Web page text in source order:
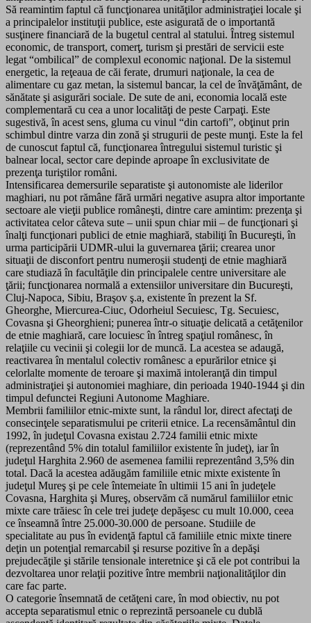
Să reamintim faptul că funcţionarea unităţilor administraţiei locale şi
a principalelor instituţii publice, este asigurată de o importantă
susţinere financiară de la bugetul central al statului. Întreg sistemul
economic, de transport, comerţ, turism şi prestări de servicii este
legat “ombilical” de complexul economic naţional. De la sistemul
energetic, la reţeaua de căi ferate, drumuri naţionale, la cea de
alimentare cu gaz metan, la sistemul bancar, la cel de învăţământ, de
sănătate şi asigurări sociale. De sute de ani, economia locală este
complementară cu cea a unor localităţi de peste Carpaţi. Este
sugestivă, în acest sens, gluma cu vinul “din cartofi”, obţinut prin
schimbul dintre varza din zonă şi strugurii de peste munţi. Este la fel
de cunoscut faptul că, funcţionarea întregului sistemul turistic şi
balnear local, sector care depinde aproape în exclusivitate de
prezenţa turiştilor români.
Intensificarea demersurile separatiste şi autonomiste ale liderilor
maghiari, nu pot rămâne fără urmări negative asupra altor importante
sectoare ale vieţii publice româneşti, dintre care amintim: prezenţa şi
activitatea celor câteva sute – unii spun chiar mii – de funcţionari şi
înalţi funcţionari publici de etnie maghiară, stabiliţi în Bucureşti, în
urma participării UDMR-ului la guvernarea ţării; crearea unor
situaţii de disconfort pentru numeroşii studenţi de etnie maghiară
care studiază în facultăţile din principalele centre universitare ale
ţării; funcţionarea normală a extensiilor universitare din Bucureşti,
Cluj-Napoca, Sibiu, Braşov ş.a, existente în prezent la Sf.
Gheorghe, Miercurea-Ciuc, Odorheiul Secuiesc, Tg. Secuiesc,
Covasna şi Gheorghieni; punerea într-o situaţie delicată a cetăţenilor
de etnie maghiară, care locuiesc în întreg spaţiul românesc, în
relaţiile cu vecinii şi colegii lor de muncă. La acestea se adaugă,
reactivarea în mentalul colectiv românesc a epurărilor etnice şi
celorlalte momente de teroare şi maximă intoleranţă din timpul
administraţiei şi autonomiei maghiare, din perioada 1940-1944 şi din
timpul defunctei Regiuni Autonome Maghiare.
Membrii familiilor etnic-mixte sunt, la rândul lor, direct afectaţi de
consecinţele separatismului pe criterii etnice. La recensământul din
1992, în judeţul Covasna existau 2.724 familii etnic mixte
(reprezentând 5% din totalul familiilor existente în judeţ), iar în
judeţul Harghita 2.960 de asemenea familii reprezentând 3,5% din
total. Dacă la acestea adăugăm familiile etnic mixte existente în
judeţul Mureş şi pe cele întemeiate în ultimii 15 ani în judeţele
Covasna, Harghita şi Mureş, observăm că numărul familiilor etnic
mixte care trăiesc în cele trei judeţe depăşesc cu mult 10.000, ceea
ce înseamnă între 25.000-30.000 de persoane. Studiile de
specialitate au pus în evidenţă faptul că familiile etnic mixte tinere
deţin un potenţial remarcabil şi resurse pozitive în a depăşi
prejudecăţile şi stările tensionale interetnice şi că ele pot contribui la
dezvoltarea unor relaţii pozitive între membrii naţionalităţilor din
care fac parte.
O categorie însemnată de cetăţeni care, în mod obiectiv, nu pot
accepta separatismul etnic o reprezintă persoanele cu dublă